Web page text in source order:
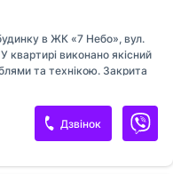
в ЖК «7 Небо», вул.
квартирі виконано якісний
та технікою. Закрита
Дзвінок